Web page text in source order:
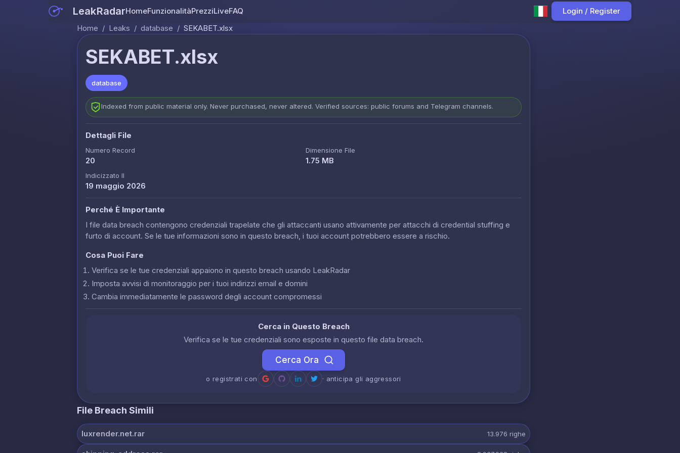
LeakRadarHomeFunzionalitàPrezziLiveFAQ
Login / Register
Home / Leaks / database / SEKABET.xlsx
SEKABET.xlsx
database
Indexed from public material only. Never purchased, never altered. Verified sources: public forums and Telegram channels.
Dettagli File
Numero Record
20
Dimensione File
1.75 MB
Indicizzato Il
19 maggio 2026
Perché È Importante
I file data breach contengono credenziali trapelate che gli attaccanti usano attivamente per attacchi di credential stuffing e
furto di account. Se le tue informazioni sono in questo breach, i tuoi account potrebbero essere a rischio.
Cosa Puoi Fare
Verifica se le tue credenziali appaiono in questo breach usando LeakRadar
Imposta avvisi di monitoraggio per i tuoi indirizzi email e domini
Cambia immediatamente le password degli account compromessi
Cerca in Questo Breach
Verifica se le tue credenziali sono esposte in questo file data breach.
Cerca Ora
o registrati con · anticipa gli aggressori
File Breach Simili
luxrender.net.rar 13.976 righe